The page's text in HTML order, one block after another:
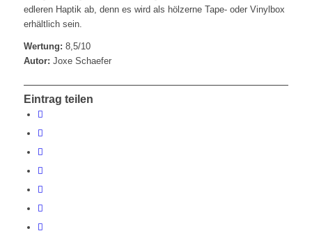
edleren Haptik ab, denn es wird als hölzerne Tape- oder Vinylbox
erhältlich sein.
Wertung: 8,5/10
Autor: Joxe Schaefer
Eintrag teilen